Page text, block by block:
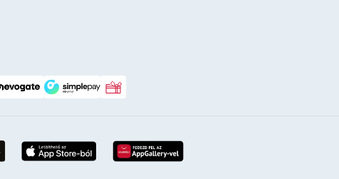
Rossmann ajándékkártya
letöltés a google-play-rölletöltés az app-store-bólletöltés huawei app-galery-böl